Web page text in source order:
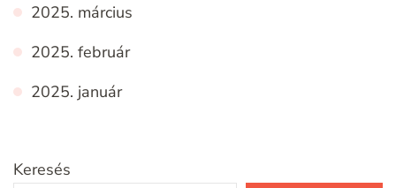
2025. március
2025. február
2025. január
Keresés